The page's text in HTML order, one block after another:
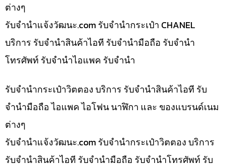
ต่างๆ
รับจํานําแจ้งวัฒนะ.com รับจำนำกระเป๋า CHANEL
บริการ รับจำนำสินค้าไอที รับจำนำมือถือ รับจำนำ
โทรศัพท์ รับจำนำไอแพค รับจำนำ
รับจำนำกระเป๋าวิตตอง บริการ รับจำนำสินค้าไอที รับ
จำนำมือถือ ไอแพค ไอโฟน นาฬิกา และ ของแบรนด์เนม
ต่างๆ
รับจํานําแจ้งวัฒนะ.com รับจำนำกระเป๋าวิตตอง บริการ
รับจำนำสินค้าไอที รับจำนำมือถือ รับจำนำโทรศัพท์ รับ